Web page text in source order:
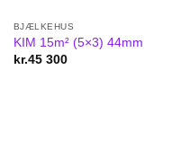
BJÆLKEHUS
KIM 15m² (5×3) 44mm
kr.45 300